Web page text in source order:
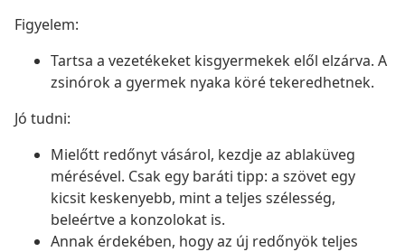
Figyelem:
Tartsa a vezetékeket kisgyermekek elől elzárva. A
zsinórok a gyermek nyaka köré tekeredhetnek.
Jó tudni:
Mielőtt redőnyt vásárol, kezdje az ablaküveg
mérésével. Csak egy baráti tipp: a szövet egy
kicsit keskenyebb, mint a teljes szélesség,
beleértve a konzolokat is.
Annak érdekében, hogy az új redőnyök teljes